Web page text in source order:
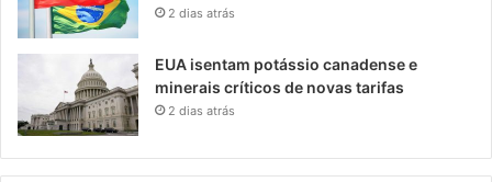
2 dias atrás
EUA isentam potássio canadense e
minerais críticos de novas tarifas
2 dias atrás